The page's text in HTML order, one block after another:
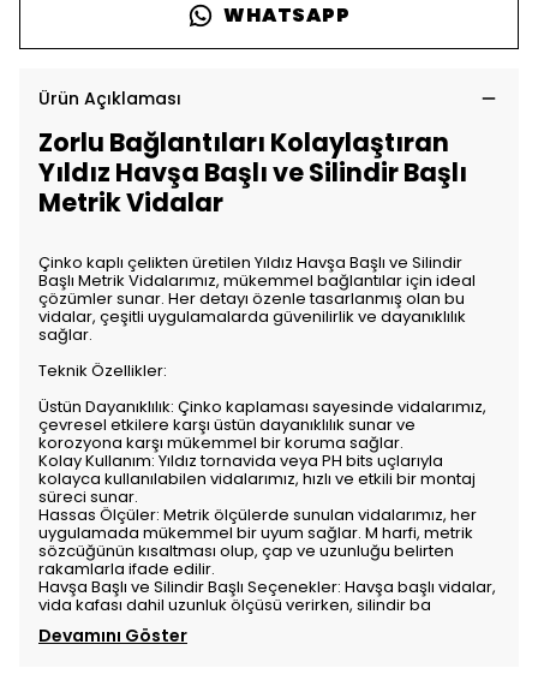
WHATSAPP
Ürün Açıklaması
Zorlu Bağlantıları Kolaylaştıran
Yıldız Havşa Başlı ve Silindir Başlı
Metrik Vidalar
Çinko kaplı çelikten üretilen Yıldız Havşa Başlı ve Silindir
Başlı Metrik Vidalarımız, mükemmel bağlantılar için ideal
çözümler sunar. Her detayı özenle tasarlanmış olan bu
vidalar, çeşitli uygulamalarda güvenilirlik ve dayanıklılık
sağlar.
Teknik Özellikler:
Üstün Dayanıklılık: Çinko kaplaması sayesinde vidalarımız,
çevresel etkilere karşı üstün dayanıklılık sunar ve
korozyona karşı mükemmel bir koruma sağlar.
Kolay Kullanım: Yıldız tornavida veya PH bits uçlarıyla
kolayca kullanılabilen vidalarımız, hızlı ve etkili bir montaj
süreci sunar.
Hassas Ölçüler: Metrik ölçülerde sunulan vidalarımız, her
uygulamada mükemmel bir uyum sağlar. M harfi, metrik
sözcüğünün kısaltması olup, çap ve uzunluğu belirten
rakamlarla ifade edilir.
Havşa Başlı ve Silindir Başlı Seçenekler: Havşa başlı vidalar,
vida kafası dahil uzunluk ölçüsü verirken, silindir ba
Devamını Göster